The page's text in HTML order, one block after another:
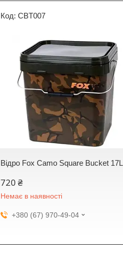
CBT007
Відро Fox Camo Square Bucket 17L
720 ₴
Немає в наявності
+380 (67) 970-49-04